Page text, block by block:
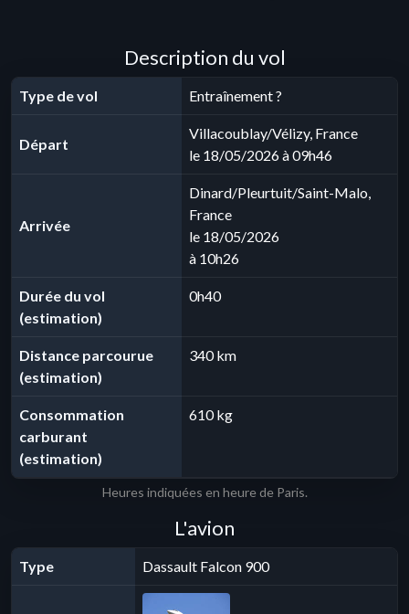
Description du vol
Type de vol Entraînement ?
Départ
Villacoublay/Vélizy, France
le 18/05/2026 à 09h46
Arrivée
Dinard/Pleurtuit/Saint-Malo,
France
le 18/05/2026
à 10h26
Durée du vol
(estimation)
0h40
Distance parcourue
(estimation)
340 km
Consommation
carburant
(estimation)
610 kg
Heures indiquées en heure de Paris.
L'avion
Type Dassault Falcon 900